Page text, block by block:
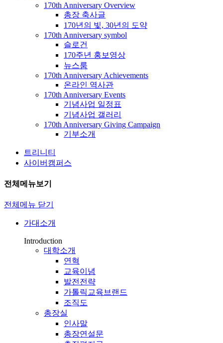
170th Anniversary Overview
총장 축사글
170년의 빛, 30년의 도약
170th Anniversary symbol
슬로건
170주년 홍보영상
뉴스룸
170th Anniversary Achievements
온라인 역사관
170th Anniversary Events
기념사업 일정표
기념사업 갤러리
170th Anniversary Giving Campaign
기부소개
트리니티
사이버캠퍼스
전체메뉴보기
전체메뉴 닫기
가대소개
Introduction
대학소개
연혁
교육이념
발전전략
가톨릭교육브랜드
조직도
총장실
인사말
총장연설문